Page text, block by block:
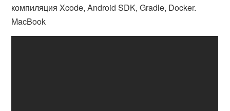
компиляция Xcode, Android SDK, Gradle, Docker.
MacBook